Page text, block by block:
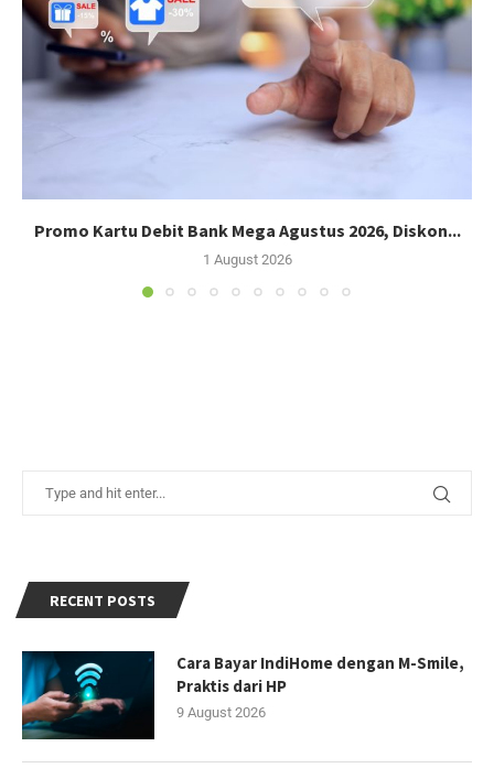
Promo Kartu Debit Bank Mega Agustus 2026, Diskon...
1 August 2026
RECENT POSTS
Cara Bayar IndiHome dengan M-Smile,
Praktis dari HP
9 August 2026